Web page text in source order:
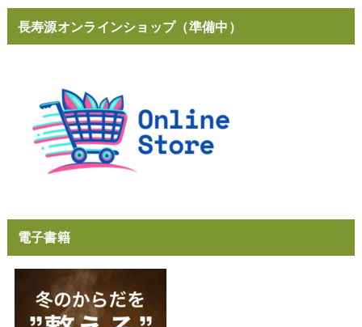
長寿源オンラインショップ（準備中）
電子書籍